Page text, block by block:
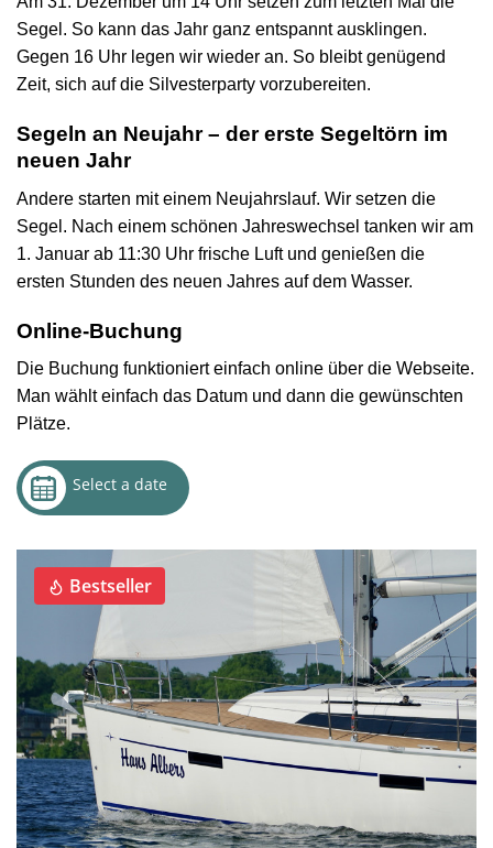
Segel. So kann das Jahr ganz entspannt ausklingen.
Gegen 16 Uhr legen wir wieder an. So bleibt genügend
Zeit, sich auf die Silvesterparty vorzubereiten.
Segeln an Neujahr – der erste Segeltörn im
neuen Jahr
Andere starten mit einem Neujahrslauf. Wir setzen die
Segel. Nach einem schönen Jahreswechsel tanken wir am
1. Januar ab 11:30 Uhr frische Luft und genießen die
ersten Stunden des neuen Jahres auf dem Wasser.
Online-Buchung
Die Buchung funktioniert einfach online über die Webseite.
Man wählt einfach das Datum und dann die gewünschten
Plätze.
Select a date
Bestseller